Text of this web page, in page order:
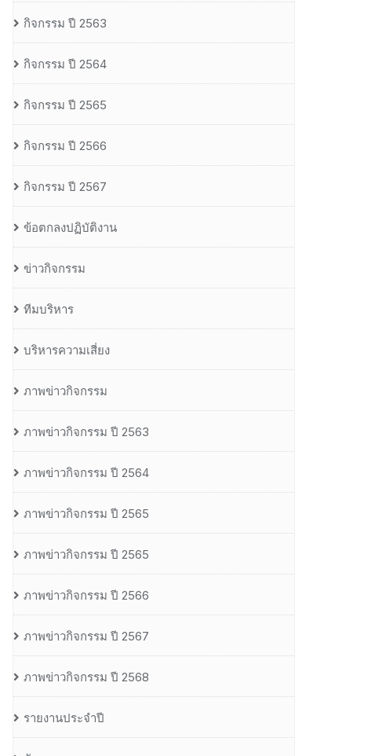
กิจกรรม ปี 2563
กิจกรรม ปี 2564
กิจกรรม ปี 2565
กิจกรรม ปี 2566
กิจกรรม ปี 2567
ข้อตกลงปฏิบัติงาน
ข่าวกิจกรรม
ทีมบริหาร
บริหารความเสี่ยง
ภาพข่าวกิจกรรม
ภาพข่าวกิจกรรม ปี 2563
ภาพข่าวกิจกรรม ปี 2564
ภาพข่าวกิจกรรม ปี 2565
ภาพข่าวกิจกรรม ปี 2565
ภาพข่าวกิจกรรม ปี 2566
ภาพข่าวกิจกรรม ปี 2567
ภาพข่าวกิจกรรม ปี 2568
รายงานประจำปี